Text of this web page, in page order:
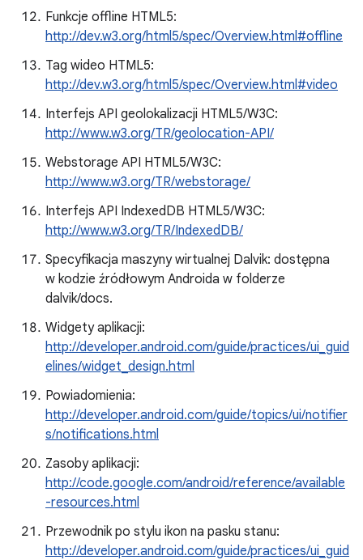
Funkcje offline HTML5:
http://dev.w3.org/html5/spec/Overview.html#offline
Tag wideo HTML5:
http://dev.w3.org/html5/spec/Overview.html#video
Interfejs API geolokalizacji HTML5/W3C:
http://www.w3.org/TR/geolocation-API/
Webstorage API HTML5/W3C:
http://www.w3.org/TR/webstorage/
Interfejs API IndexedDB HTML5/W3C:
http://www.w3.org/TR/IndexedDB/
Specyfikacja maszyny wirtualnej Dalvik: dostępna
w kodzie źródłowym Androida w folderze
dalvik/docs.
Widgety aplikacji:
http://developer.android.com/guide/practices/ui_guid
elines/widget_design.html
Powiadomienia:
http://developer.android.com/guide/topics/ui/notifier
s/notifications.html
Zasoby aplikacji:
http://code.google.com/android/reference/available
-resources.html
Przewodnik po stylu ikon na pasku stanu:
http://developer.android.com/guide/practices/ui_guid